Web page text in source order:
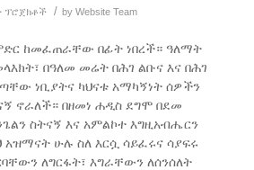
ፕሮጀክቶች / by Website Team
ከመፈጠራቸው በፊት ነበረች። ዓለማት
በዓለመ መሬት በሕገ ልቡና እና በሕገ
ነቢያትና ካህናቱ አማካኝነት ሰዎችን
ኖራለች። በዘመነ ሐዲስ ደግሞ በደመ
ስትናኝ እና አምልኮተ እግዚአብሔርን
አዝማናት ሁሉ ስለ እርሷ ሳይፈሩና ሳያፍሩ
ለግርፋት፣ እግራቸውን ለሰንሰለት